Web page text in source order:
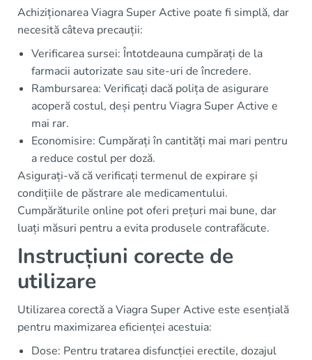
Achiziționarea Viagra Super Active poate fi simplă, dar
necesită câteva precauții:
Verificarea sursei: Întotdeauna cumpărați de la
farmacii autorizate sau site-uri de încredere.
Rambursarea: Verificați dacă polița de asigurare
acoperă costul, deși pentru Viagra Super Active e
mai rar.
Economisire: Cumpărați în cantități mai mari pentru
a reduce costul per doză.
Asigurați-vă că verificați termenul de expirare și
condițiile de păstrare ale medicamentului.
Cumpărăturile online pot oferi prețuri mai bune, dar
luați măsuri pentru a evita produsele contrafăcute.
Instrucțiuni corecte de
utilizare
Utilizarea corectă a Viagra Super Active este esențială
pentru maximizarea eficienței acestuia:
Dose: Pentru tratarea disfuncției erectile, dozajul